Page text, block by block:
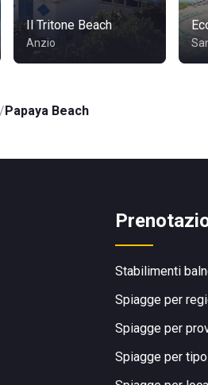
Il Tritone Beach
Anzio
Papaya Beach
Stabilimenti
Spiagge per
Spiagge per
Spiagge per tipo